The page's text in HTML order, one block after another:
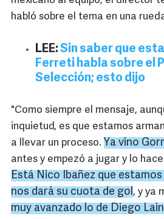
habló sobre el tema en una
LEE: Sin saber que
Ferreti habla sobre el
Selección; esto dijo
"Como siempre el mensaje,
inquietud, es que estamos
a llevar un proceso. Ya vino
antes y empezó a jugar y lo
Está Nico Ibañez que
nos dará su cuota de gol, y ya
muy avanzado lo de Diego